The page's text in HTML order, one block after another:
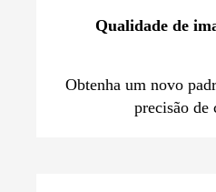
Qualidade de
Obtenha um novo
precisão de